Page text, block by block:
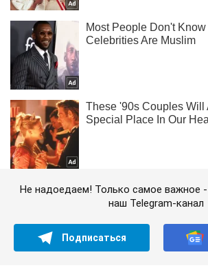
Не надоедаем! Только самое важное
наш Telegram-канал
Подписаться